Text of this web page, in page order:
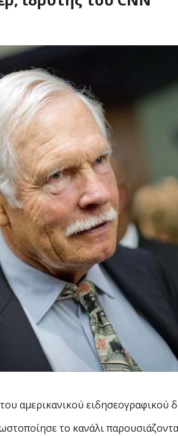
αμερικανικού ειδησεογραφικού
το κανάλι